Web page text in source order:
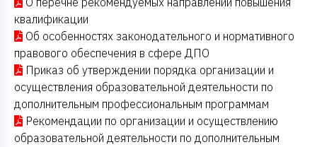
квалификации
Об особенностях законодательного и нормативного
правового обеспечения в сфере ДПО
Приказ об утверждении порядка организации и
осуществления образовательной деятельности по
дополнительным профессиональным программам
Рекомендации по организации и осуществлению
образовательной деятельности по дополнительным